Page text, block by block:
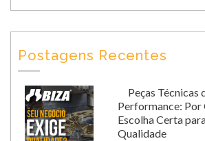
Postagens Recentes
Peças Técnicas
Performance: Por
Escolha Certa
Qualidade